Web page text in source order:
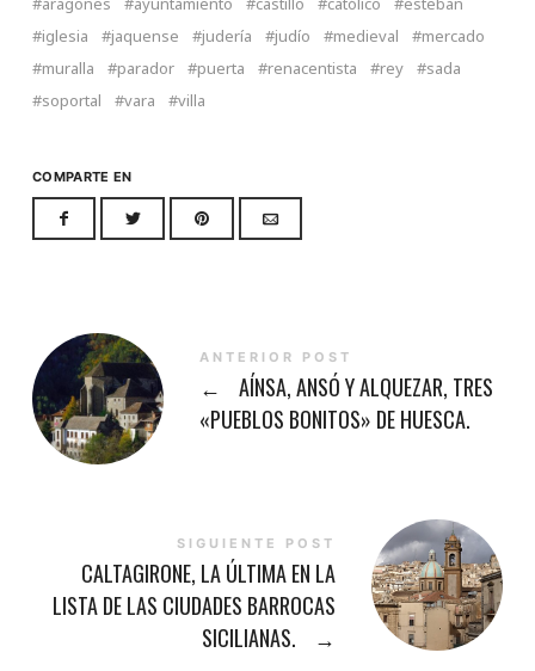
iglesia
jaquense judería judío medieval
mercado
muralla
parador puerta renacentista rey
sada
soportal
vara villa
COMPARTE EN
ANTERIOR POST
←
AÍNSA, ANSÓ Y ALQUEZAR, TRES
«PUEBLOS BONITOS» DE HUESCA.
SIGUIENTE POST
CALTAGIRONE, LA ÚLTIMA EN LA
LISTA DE LAS CIUDADES BARROCAS
SICILIANAS.
→